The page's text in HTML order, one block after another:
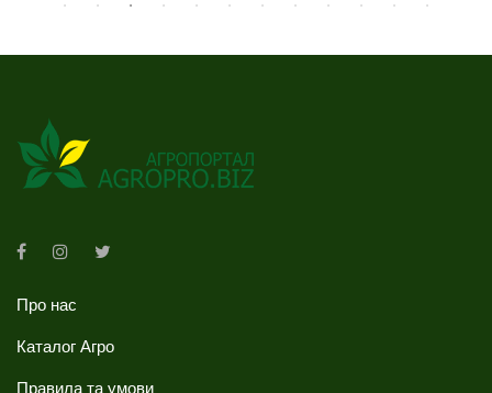
Про нас
Каталог Агро
Правила та умови